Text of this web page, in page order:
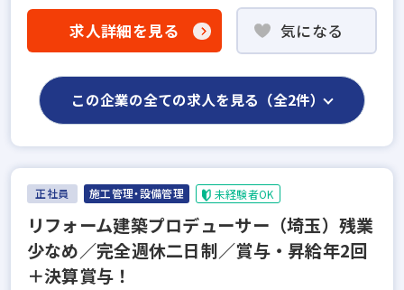
求人詳細を見る 気になる
この企業の全ての求人を見る（全2件）
正社員 施工管理・設備管理 未経験者OK
リフォーム建築プロデューサー（埼玉）残業
少なめ／完全週休二日制／賞与・昇給年2回
＋決算賞与！